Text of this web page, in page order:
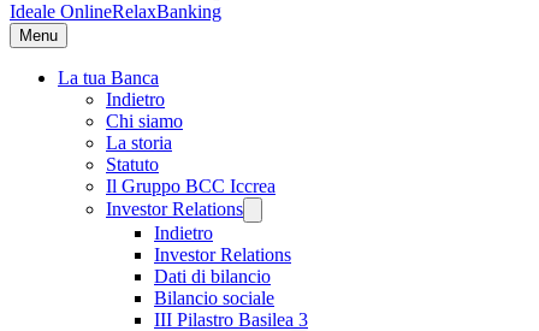
Ideale OnlineRelaxBanking
Menu
La tua Banca
Indietro
Chi siamo
La storia
Statuto
Il Gruppo BCC Iccrea
Investor Relations
Indietro
Investor Relations
Dati di bilancio
Bilancio sociale
III Pilastro Basilea 3